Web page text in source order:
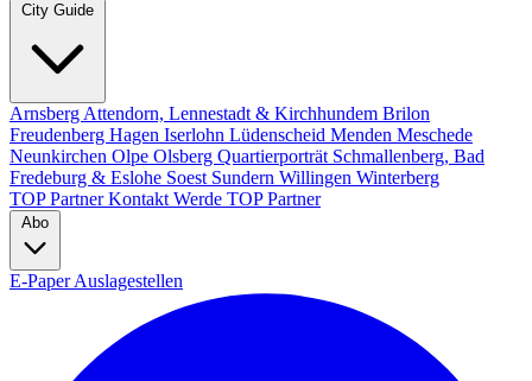
City Guide
Arnsberg Attendorn, Lennestadt & Kirchhundem Brilon
Freudenberg Hagen Iserlohn Lüdenscheid Menden Meschede
Neunkirchen Olpe Olsberg Quartierporträt Schmallenberg, Bad
Fredeburg & Eslohe Soest Sundern Willingen Winterberg
TOP PartnerKontakt Werde TOP Partner
Abo
E-PaperAuslagestellen